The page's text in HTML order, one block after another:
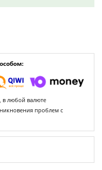
любой валюте
проблем с